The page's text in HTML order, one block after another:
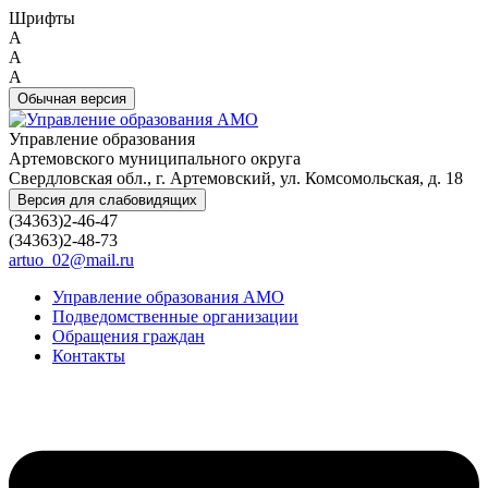
Шрифты
A
A
A
Обычная версия
Управление образования
Артемовского муниципального округа
Свердловская обл., г. Артемовский, ул. Комсомольская, д. 18
Версия для слабовидящих
(34363)2-46-47
(34363)2-48-73
artuo_02@mail.ru
Управление образования АМО
Подведомственные организации
Обращения граждан
Контакты